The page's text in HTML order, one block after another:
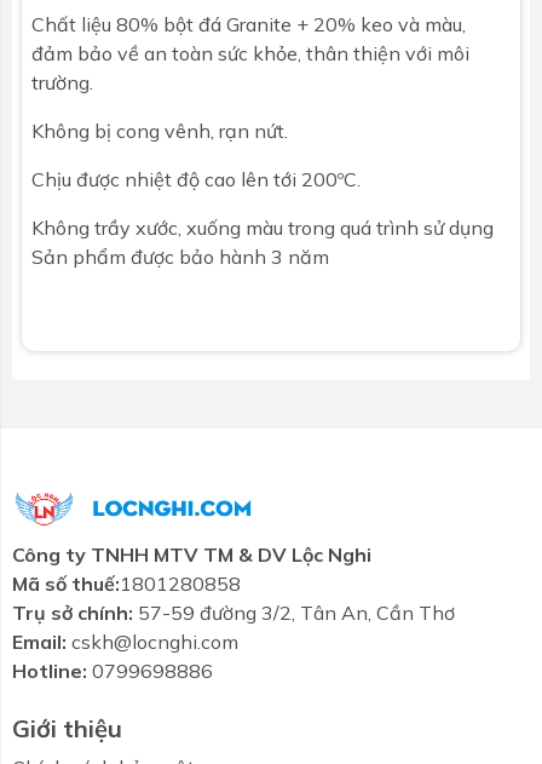
Chất liệu 80% bột đá Granite + 20% keo và màu,
đảm bảo về an toàn sức khỏe, thân thiện với môi
trường.
Không bị cong vênh, rạn nứt.
Chịu được nhiệt độ cao lên tới 200ºC.
Không trầy xước, xuống màu trong quá trình sử dụng
Sản phẩm được bảo hành 3 năm
Công ty TNHH MTV TM & DV Lộc Nghi
Mã số thuế:1801280858
Trụ sở chính: 57-59 đường 3/2, Tân An, Cần Thơ
Email: cskh@locnghi.com
Hotline: 0799698886
Giới thiệu